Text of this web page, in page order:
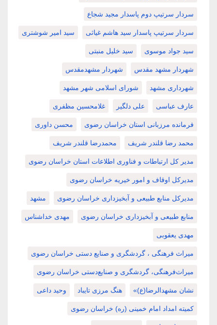
سردار سرتیپ دوم پاسدار مجید شجاع
سردار سرتیپ پاسدار سید هاشم غیاثی سید امیر شوشتری
سید جواد موسوی سید خلیل منبتی
شهردار مشهد مقدس شهردار مشهدمقدس
شهرداری مشهد شورای اسلامی شهر مشهد
عارف عباسی علی دلگیر غلامحسین مظفری
فرمانده مرزبانی استان خراسان رضوی محسن داوری
محمد رضا قلندر شریف محمدرضا قلندر شریف
مدیر کل ارتباطات و فناوری اطلاعات استان خراسان رضوی
مدیرکل اوقاف و امور خیریه خراسان رضوی
مدیرکل منابع طبیعی و آبخیزداری خراسان رضوی مشهد
منابع طبیعی و آبخیزداری خراسان رضوی مهدی خداشناس
مهدی یعقوبی
میراث فرهنگی ، گردشگری و صنایع دستی خراسان رضوی
میراث‌فرهنگی، گردشگری و صنایع‌دستی خراسان رضوی
نشان مشهدالرضا(ع)» هنگ مرزی تایباد وحید داعی
کمیته امداد امام خمینی (ره) خراسان رضوی